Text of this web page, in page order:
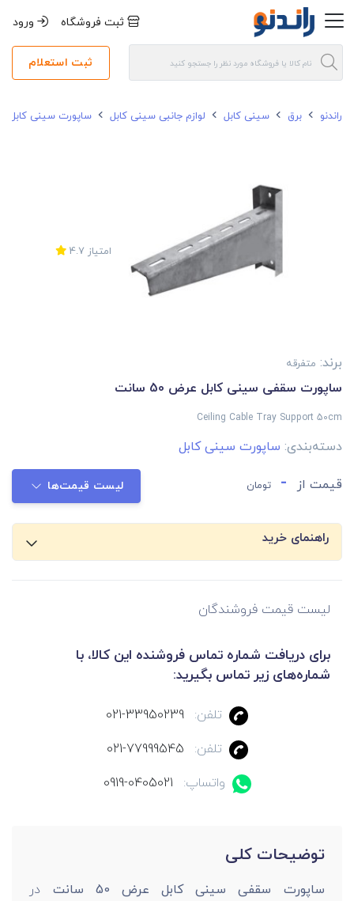
ثبت فروشگاه ورود
ثبت استعلام
راندنو برق سینی کابل لوازم جانبی سینی کابل ساپورت سینی کابل
امتیاز 4.7
برند: متفرقه
ساپورت سقفی سینی کابل عرض 50 سانت
Ceiling Cable Tray Support 50cm
دسته‌بندی: ساپورت سینی کابل
قیمت از - تومان لیست قیمت‌ها
راهنمای خرید
لیست قیمت فروشندگان
برای دریافت شماره تماس فروشنده این کالا، با
شماره‌های زیر تماس بگیرید:
تلفن:
021-33950239
تلفن:
021-77999545
واتساپ:
0919-0405021
توضیحات کلی
ساپورت سقفی سینی کابل عرض 50 سانت
در